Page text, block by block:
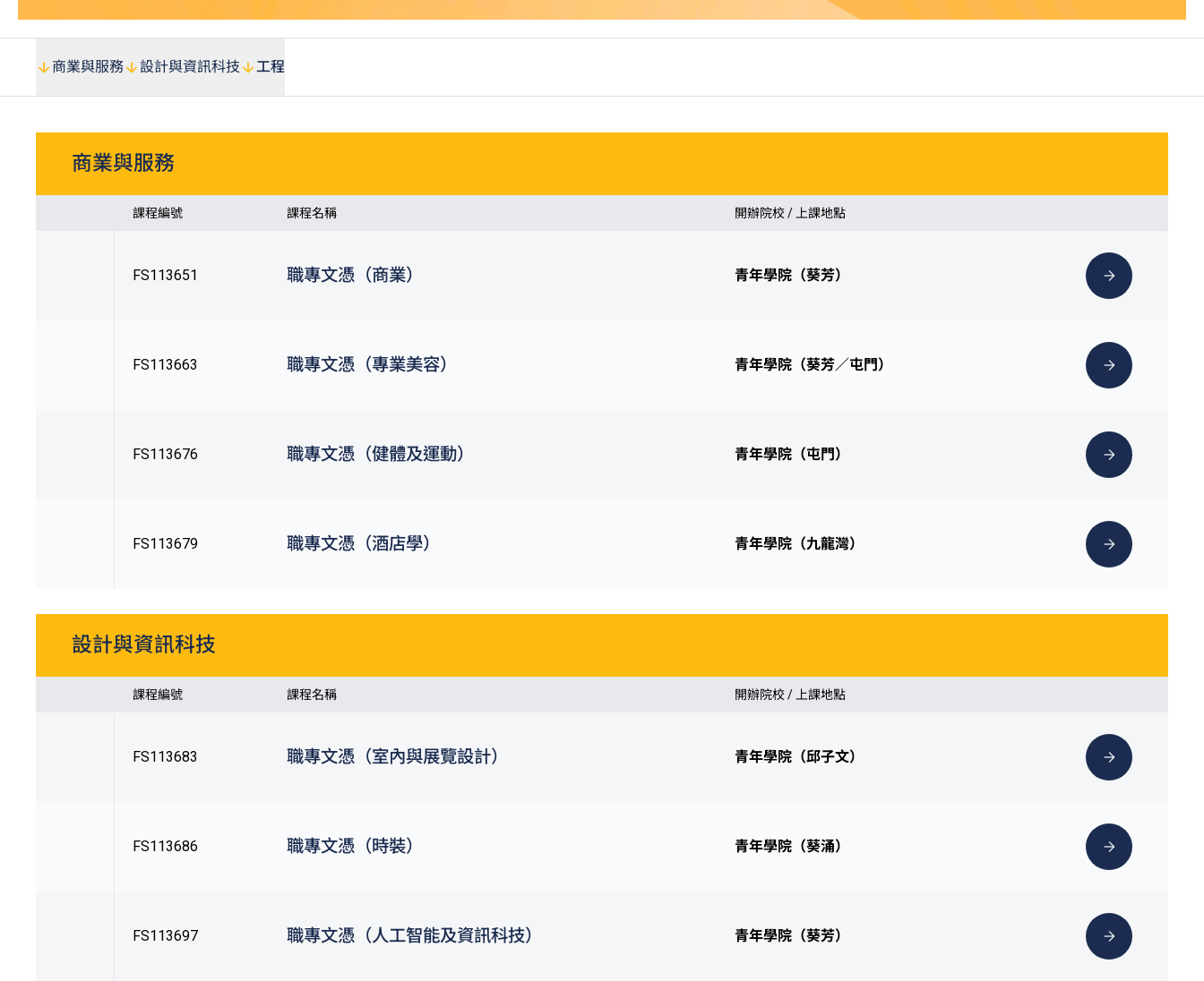
商業與服務 設計與資訊科技 工程
商業與服務
課程編號 課程名稱 開辦院校 / 上課地點
FS113651 職專文憑（商業） 青年學院（葵芳）
FS113663 職專文憑（專業美容） 青年學院（葵芳／屯門）
FS113676 職專文憑（健體及運動） 青年學院（屯門）
FS113679 職專文憑（酒店學） 青年學院（九龍灣）
設計與資訊科技
課程編號 課程名稱 開辦院校 / 上課地點
FS113683 職專文憑（室內與展覽設計） 青年學院（邱子文）
FS113686 職專文憑（時裝） 青年學院（葵涌）
FS113697 職專文憑（人工智能及資訊科技） 青年學院（葵芳）